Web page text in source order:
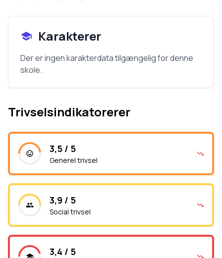
Karakterer
Der er ingen karakterdata tilgængelig for denne
skole.
Trivselsindikatorerer
3,5 / 5
Generel trivsel
3,9 / 5
Social trivsel
3,4 / 5